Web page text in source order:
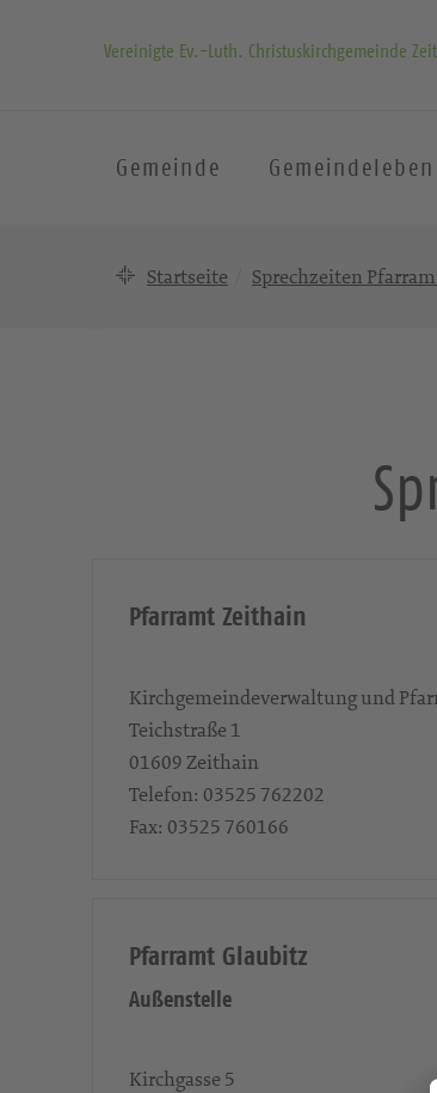
Vereinigte Ev.-Luth. Christuskirchgemeinde
Gemeinde Gemeindeleben
Startseite Sprechzeiten
Pfarramt Zeithain
Kirchgemeindeverwaltung und
Teichstraße 1
01609Zeithain
Telefon: 03525 762202
Fax: 03525 760166
Pfarramt Glaubitz
Außenstelle
Kirchgasse 5